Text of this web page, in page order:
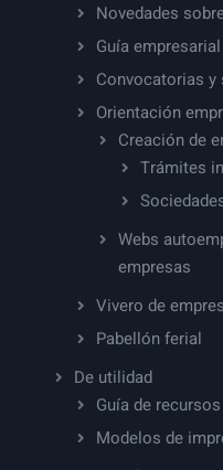
Novedades
Guía empresarial
Convocatorias y
Orientación
Creación de
Trámites
Webs
empresas
Vivero de
Pabellón ferial
De utilidad
Guía de recursos
Modelos de